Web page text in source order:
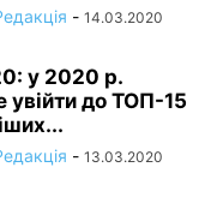
- 14.03.2020
у 2020 р.
увійти до ТОП-15
- 13.03.2020